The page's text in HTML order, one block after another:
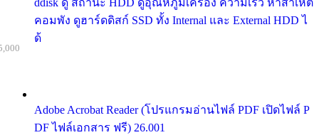
ddisk ดู สถานะ HDD ดูอุณหภูมิเครื่อง ความเร็ว หาสาเหต
คอมพัง ดูฮาร์ดดิสก์ SSD ทั้ง Internal และ External HDD ไ
ด้
Adobe Acrobat Reader (โปรแกรมอ่านไฟล์ PDF เปิดไฟล์ P
DF ไฟล์เอกสาร ฟรี) 26.001